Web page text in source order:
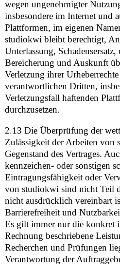
wegen ungenehmigter
insbesondere im Internet und
Plattformen, im eigenen
studiokwi bleibt berechtigt,
Unterlassung,
Bereicherung und Auskunft
Verletzung ihrer
verantwortlichen Dritten,
Verletzungsfall haftenden
durchzusetzen.
2.13 Die Überprüfung der
Zulässigkeit der Arbeiten von
Gegenstand des Vertrages.
kennzeichen- oder sonstigen
Eintragungsfähigkeit oder
von studiokwi sind nicht Teil
nicht ausdrücklich vereinbart
Barrierefreiheit und
Es gilt immer nur die konkret
Rechnung beschriebene
Recherchen und Prüfungen
Verantwortung der